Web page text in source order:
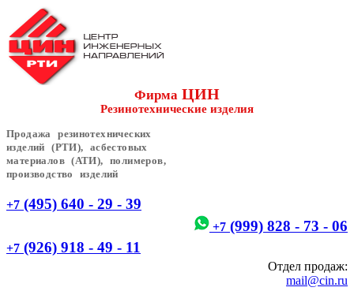
Фирма ЦИН
Резинотехнические изделия
Продажа резинотехнических
изделий (РТИ), асбестовых
материалов (АТИ), полимеров,
производство изделий
+7 (495) 640 - 29 - 39
+7 (999) 828 - 73 - 06
+7 (926) 918 - 49 - 11
Отдел продаж:
mail@cin.ru